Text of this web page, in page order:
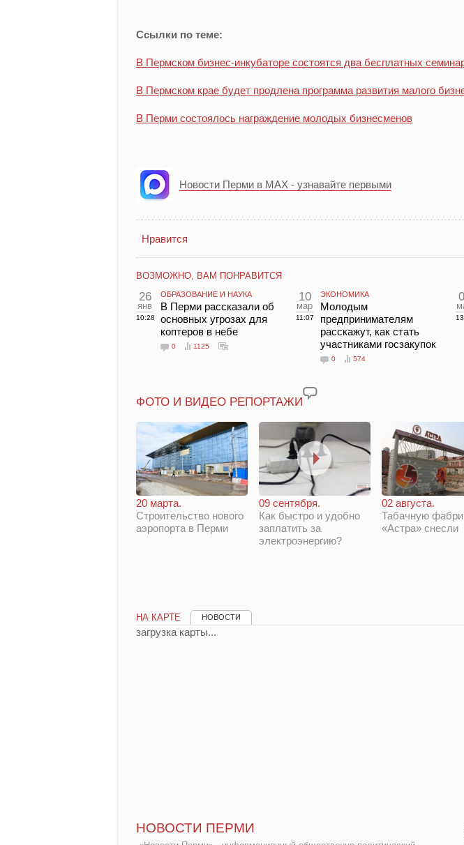
Ссылки по теме:
В Пермском бизнес-инкубаторе состоятся два бесплатных
В Пермском крае будет продлена программа развития малого
В Перми состоялось награждение молодых бизнесменов
Новости Перми в MAX - узнавайте первыми
Нравится
ВОЗМОЖНО, ВАМ ПОНРАВИТСЯ
26
янв
10:28
ОБРАЗОВАНИЕ И НАУКА
В Перми рассказали об
основных угрозах для
коптеров в небе
0 1125
10
мар
11:07
ЭКОНОМИКА
Молодым
предпринимателям
расскажут, как стать
участниками госзакупок
0 574
ФОТО И ВИДЕО РЕПОРТАЖИ
20 марта.
Строительство нового
аэропорта в Перми
09 сентября.
Как быстро и удобно
заплатить за
электроэнергию?
02 августа.
Табачную
«Астра» снесли
НА КАРТЕ НОВОСТИ
загрузка карты...
НОВОСТИ ПЕРМИ